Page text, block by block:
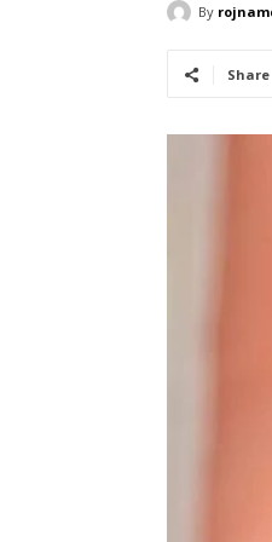
By
Share